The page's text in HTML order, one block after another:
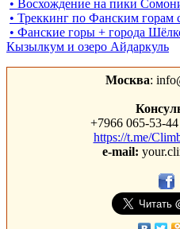
• Восхождение на пики
• Треккинг по Фанским
• Фанские горы + города
Кызылкум и озеро Айдаркуль
Москва:
+7966 065-53-
https://t.me/
e-mail: